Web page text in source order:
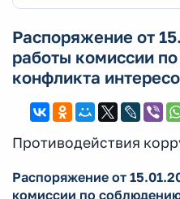
Распоряжение от
работы комиссии
конфликта
Противодействия
Распоряжение от
комиссии по